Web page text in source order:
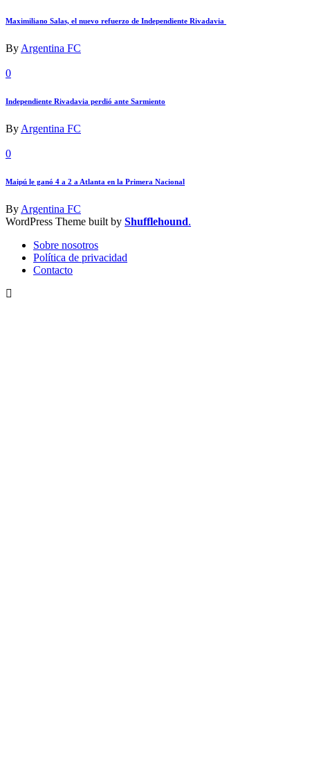
Maximiliano Salas, el nuevo refuerzo de Independiente Rivadavia
By Argentina FC
0
Independiente Rivadavia perdió ante Sarmiento
By Argentina FC
0
Maipú le ganó 4 a 2 a Atlanta en la Primera Nacional
By Argentina FC
WordPress Theme built by Shufflehound.
Sobre nosotros
Política de privacidad
Contacto